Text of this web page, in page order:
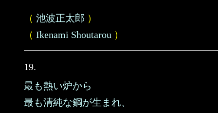
（ 池波正太郎 ）
（ Ikenami Shoutarou ）
19.
最も熱い炉から
最も清純な鋼が生まれ、